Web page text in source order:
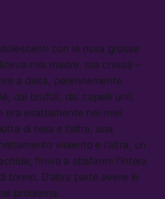
con le ossa grosse
mia madre, ma chissà –
a dieta, perennemente
dai brufoli, dai capelli unti.
era esattamente nei miei
di noia e l’altra, una
violento e l’altra, un
finivo a sbafarmi l’intera
tonno. D’altra parte avere le
problema.